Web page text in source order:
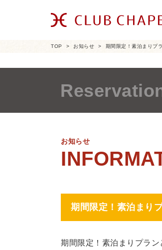
TOP お知らせ 期間限定！素泊まりプ
お知らせ
期間限定！素泊まり
期間限定！素泊まりプラン